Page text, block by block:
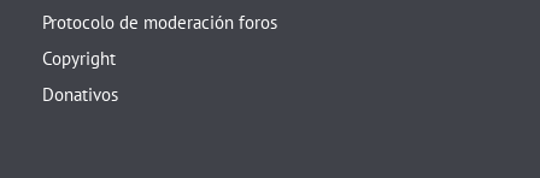
Protocolo de moderación foros
Copyright
Donativos